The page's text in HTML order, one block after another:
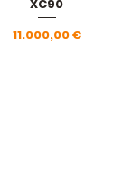
XC90
Prezzo
11.000,00 €